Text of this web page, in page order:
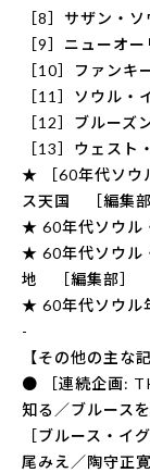
［8］サザン・ソ
［9］ニューオ
［10］ファンキ
［11］ソウル・
［12］ブルーズ
［13］ウェスト
★ ［60年代ソウ
ス天国 ［編集部
★ 60年代ソウル
★ 60年代ソウル
地 ［編集部］
★ 60年代ソウル
-
【その他の主な
● ［連続企画:
知る／ブルース
［ブルース・イ
尾みえ／陶守正